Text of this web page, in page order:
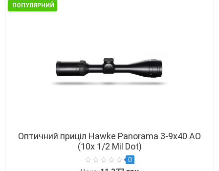
ПОПУЛЯРНИЙ
Оптичний приціл Hawke Panorama 3-9х40 AO
(10х 1/2 Mil Dot)
0